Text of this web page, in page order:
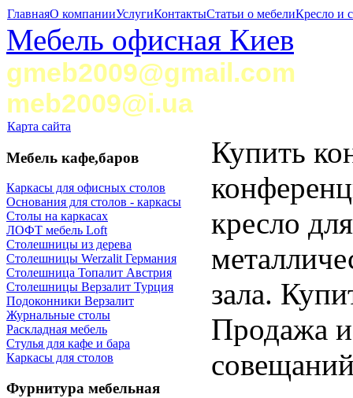
ГлавнаяО компанииУслугиКонтактыСтатьи о мебелиКресло и
Мебель офисная Киев
gmeb2009@gmail.com
meb2009@i.ua
Карта сайта
Мебель кафе,баров
Каркасы для офисных столов
Основания для столов - каркасы
Столы на каркасах
ЛОФТ мебель Loft
Столешницы из дерева
Столешницы Werzalit Германия
Столешница Топалит Австрия
Столешницы Верзалит Турция
Подоконники Верзалит
Журнальные столы
Раскладная мебель
Стулья для кафе и бара
Каркасы для столов
Фурнитура мебельная
Купить
кресло
зала.
Продажа и